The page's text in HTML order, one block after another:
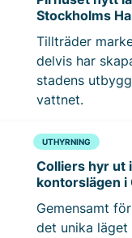
Stockholms
Tillträder
delvis har
stadens
vattnet.
UTHYRNING
Colliers hyr ut
kontorslägen i
Gemensamt
det unika läget